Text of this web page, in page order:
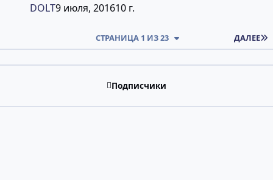
DOLT9 июля, 201610 г.
ДАЛЕЕ
СТРАНИЦА 1 ИЗ 23
Подписчики